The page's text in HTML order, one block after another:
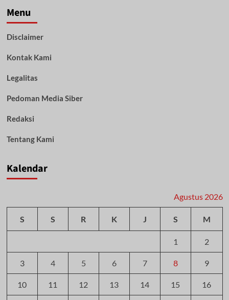
Menu
Disclaimer
Kontak Kami
Legalitas
Pedoman Media Siber
Redaksi
Tentang Kami
Kalendar
Agustus 2026
S S R K J S M
1 2
3 4 5 6 7 8 9
10 11 12 13 14 15 16